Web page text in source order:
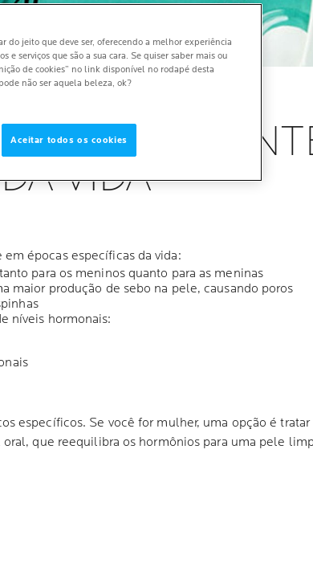
VIDA
épocas específicas da vida:
para os meninos quanto para as meninas
maior produção de sebo na pele, causando poros
níveis hormonais:
específicos. Se você for mulher, uma opção é tratar
que reequilibra os hormônios para uma pele
do jeito que deve ser, oferecendo a melhor experiência
e serviços que são a sua cara. Se quiser saber mais ou
de cookies” no link disponível no rodapé desta
não ser aquela beleza, ok?
Aceitar todos os cookies